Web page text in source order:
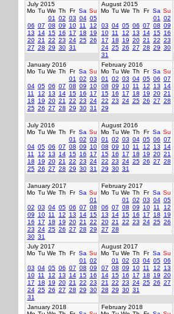
July 2015
Mo Tu We Th Fr Sa Su
01
02 03 04 05
06 07 08 09 10 11
12
13
14 15 16 17 18
19
20 21 22 23 24 25 26
27 28 29 30 31
August 2015
Mo Tu We Th Fr Sa Su
01
02
03 04 05 06 07 08 09
10 11 12 13 14 15 16
17
18 19 20 21 22 23
24 25 26 27 28 29 30
31
January 2016
Mo Tu We Th Fr Sa Su
01
02 03
04 05 06 07 08 09
10
11
12 13 14 15 16
17
18
19 20 21 22 23 24
25 26 27 28 29 30 31
February 2016
Mo Tu We Th Fr Sa Su
01
02 03 04 05 06 07
08 09 10 11 12 13
14
15 16 17 18 19 20 21
22 23 24 25 26 27 28
29
July 2016
Mo Tu We Th Fr Sa Su
01
02 03
04 05 06 07 08 09
10
11
12 13 14 15 16
17
18
19 20 21 22 23 24
25 26 27 28 29 30 31
August 2016
Mo Tu We Th Fr Sa Su
01
02 03 04 05 06 07
08 09 10 11 12 13
14
15 16 17 18 19 20 21
22 23 24 25 26 27 28
29 30 31
January 2017
Mo Tu We Th Fr Sa Su
01
02 03 04 05 06 07 08
09
10 11 12 13 14 15
16
17 18 19 20 21
22
23 24 25 26 27 28 29
30 31
February 2017
Mo Tu We Th Fr Sa Su
01
02 03 04 05
06 07 08 09 10 11
12
13
14 15 16 17 18
19
20 21 22 23 24 25 26
27 28
July 2017
Mo Tu We Th Fr Sa Su
01
02
03 04 05 06 07 08 09
10 11 12 13 14 15 16
17
18 19 20 21 22 23
24 25 26 27 28 29 30
31
August 2017
Mo Tu We Th Fr Sa Su
01
02 03 04 05 06
07 08 09 10 11 12
13
14 15 16 17 18 19 20
21
22 23 24 25 26 27
28 29 30 31
January 2018
February 2018